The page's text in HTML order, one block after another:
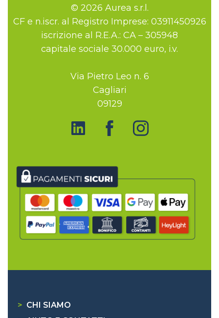
© 2026 Aurea s.r.l.
CF e n.iscr. al Registro Imprese: 03911450926
iscrizione al R.E.A.: CA – 305948
capitale sociale 30.000 euro, i.v.
Via Pietro Leo n. 6
Cagliari
09129
> CHI SIAMO